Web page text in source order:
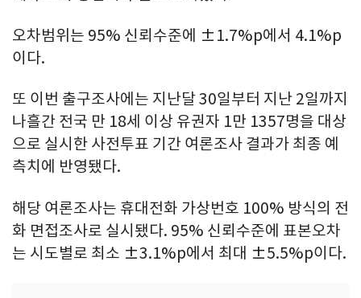
오차범위는 95% 신뢰수준에 ±1.7%p에서 4.1%p
이다.
또 이번 출구조사에는 지난달 30일부터 지난 2일까지
나흘간 전국 만 18세 이상 유권자 1만 1357명을 대상
으로 실시한 사전투표 기간 여론조사 결과가 최종 예
측치에 반영됐다.
해당 여론조사는 휴대전화 가상번호 100% 방식의 전
화 면접조사로 실시됐다. 95% 신뢰수준에 표본오차
는 시도별로 최소 ±3.1%p에서 최대 ±5.5%p이다.